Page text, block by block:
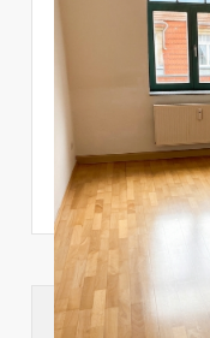
Suchhistorie